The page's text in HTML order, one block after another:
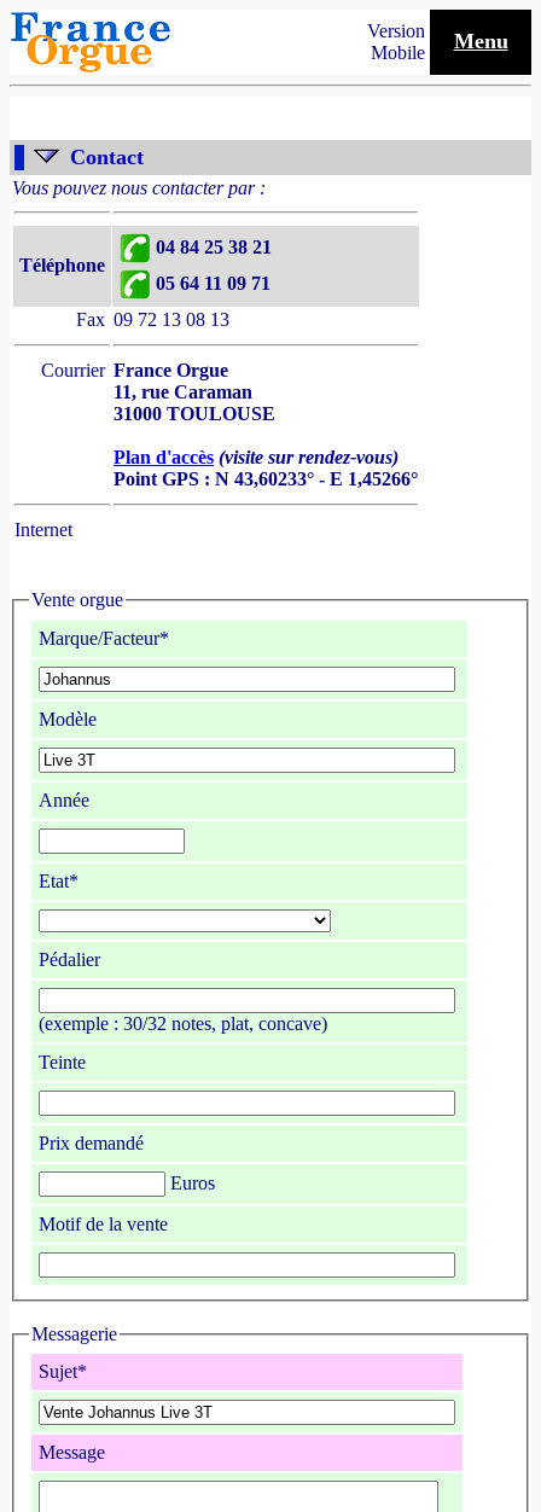
Version
Mobile
Menu
Contact
Vous pouvez nous contacter par :
Téléphone
04 84 25 38 21
05 64 11 09 71
Fax 09 72 13 08 13
Courrier France Orgue
11, rue Caraman
31000 TOULOUSE
Plan d'accès (visite sur rendez-vous)
Point GPS : N 43,60233° - E 1,45266°
Internet
Vente orgue
Marque/Facteur*
Modèle
Année
Etat*
Pédalier
(exemple : 30/32 notes, plat, concave)
Teinte
Prix demandé
Euros
Motif de la vente
Messagerie
Sujet*
Message